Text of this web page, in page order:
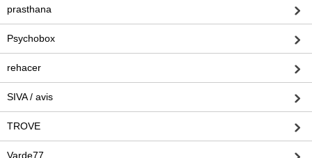
prasthana
Psychobox
rehacer
SIVA / avis
TROVE
Varde77